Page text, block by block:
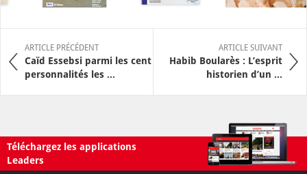
ARTICLE PRÉCÉDENT
Caïd Essebsi parmi les cent
personnalités les ...
ARTICLE SUIVANT
Habib Boularès : L’esprit
historien d’un ...
Téléchargez les applications
Leaders